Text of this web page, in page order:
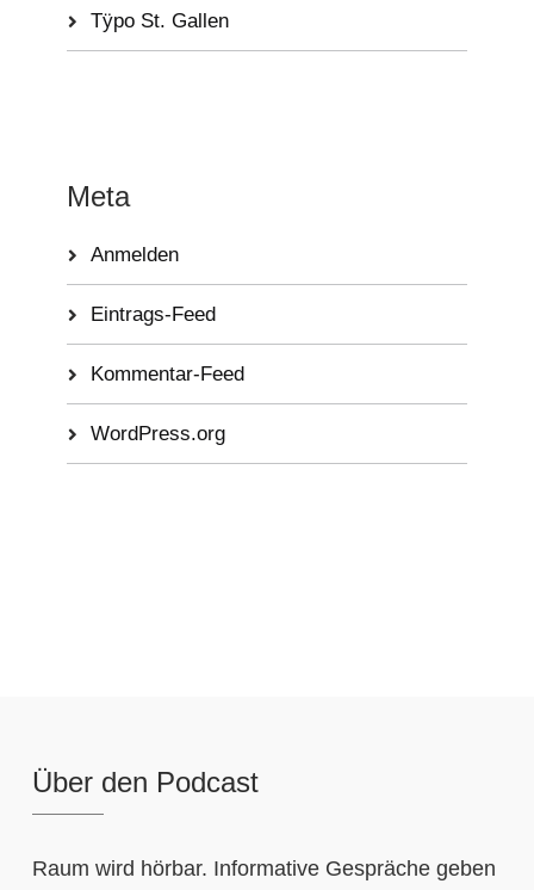
Tÿpo St. Gallen
Meta
Anmelden
Eintrags-Feed
Kommentar-Feed
WordPress.org
Über den Podcast
Raum wird hörbar. Informative Gespräche geben